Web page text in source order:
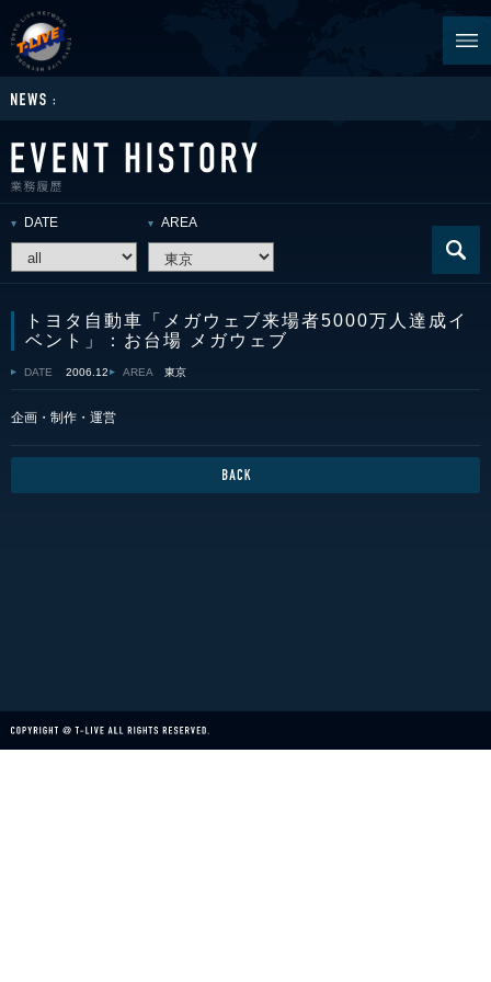
DATE AREA
トヨタ自動車「メガウェブ来場者5000万人達成イ
ベント」：お台場 メガウェブ
DATE 2006.12 AREA 東京
企画・制作・運営